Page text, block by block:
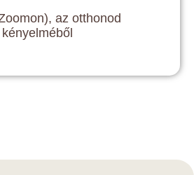
az otthonod
kényelméből